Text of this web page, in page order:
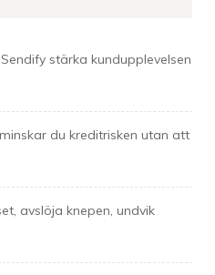
stärka kundupplevelsen
du kreditrisken utan att
avslöja knepen, undvik